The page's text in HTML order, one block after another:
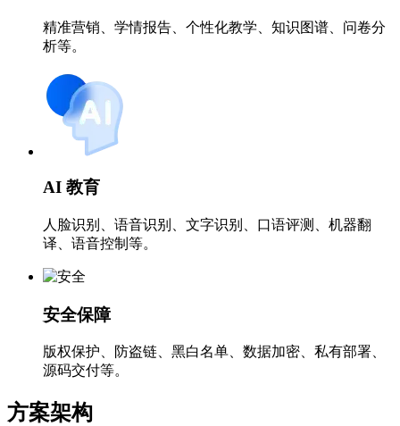
精准营销、学情报告、个性化教学、知识图谱、问卷分
析等。
AI 教育
人脸识别、语音识别、文字识别、口语评测、机器翻
译、语音控制等。
安全保障
版权保护、防盗链、黑白名单、数据加密、私有部署、
源码交付等。
方案架构